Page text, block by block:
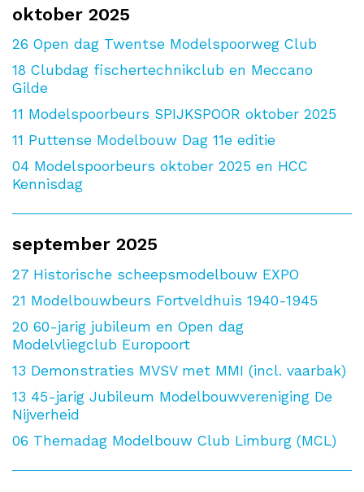
oktober 2025
26 Open dag Twentse Modelspoorweg Club
18 Clubdag fischertechnikclub en Meccano
Gilde
11 Modelspoorbeurs SPIJKSPOOR oktober 2025
11 Puttense Modelbouw Dag 11e editie
04 Modelspoorbeurs oktober 2025 en HCC
Kennisdag
september 2025
27 Historische scheepsmodelbouw EXPO
21 Modelbouwbeurs Fortveldhuis 1940-1945
20 60-jarig jubileum en Open dag
Modelvliegclub Europoort
13 Demonstraties MVSV met MMI (incl. vaarbak)
13 45-jarig Jubileum Modelbouwvereniging De
Nijverheid
06 Themadag Modelbouw Club Limburg (MCL)